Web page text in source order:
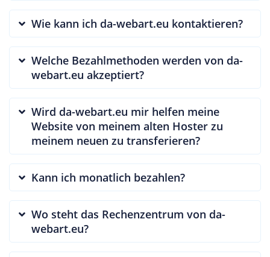
Wie kann ich da-webart.eu kontaktieren?
Welche Bezahlmethoden werden von da-
webart.eu akzeptiert?
Wird da-webart.eu mir helfen meine
Website von meinem alten Hoster zu
meinem neuen zu transferieren?
Kann ich monatlich bezahlen?
Wo steht das Rechenzentrum von da-
webart.eu?